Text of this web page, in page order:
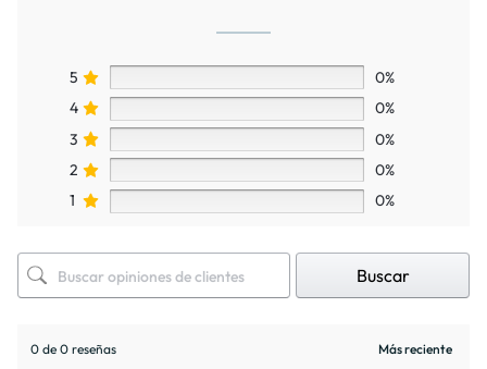
5
0%
4
0%
3
0%
2
0%
1
0%
Buscar
0 de 0 reseñas